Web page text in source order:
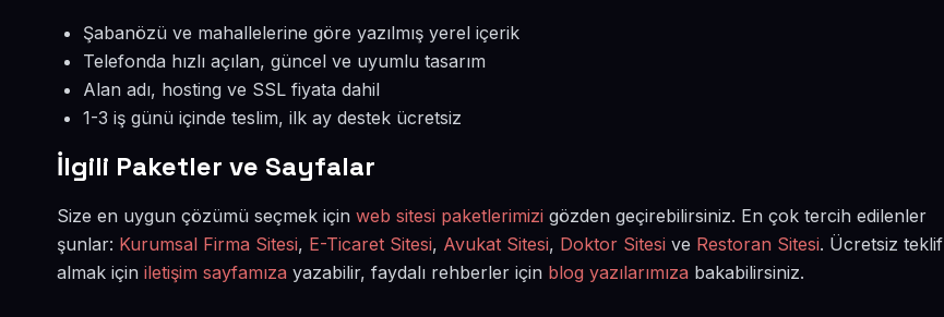
Şabanözü ve mahallelerine göre yazılmış yerel içerik
Telefonda hızlı açılan, güncel ve uyumlu tasarım
Alan adı, hosting ve SSL fiyata dahil
1-3 iş günü içinde teslim, ilk ay destek ücretsiz
İlgili Paketler ve Sayfalar
Size en uygun çözümü seçmek için web sitesi paketlerimizi gözden geçirebilirsiniz. En çok tercih edilenler
şunlar: Kurumsal Firma Sitesi, E-Ticaret Sitesi, Avukat Sitesi, Doktor Sitesi ve Restoran Sitesi. Ücretsiz teklif
almak için iletişim sayfamıza yazabilir, faydalı rehberler için blog yazılarımıza bakabilirsiniz.